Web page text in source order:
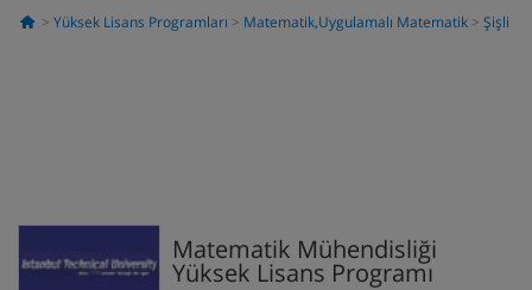
Yüksek Lisans Programları Matematik,Uygulamalı Matematik Şişli
Matematik Mühendisliği
Yüksek Lisans Programı